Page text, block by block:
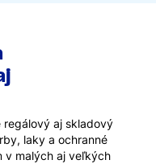
aj skladový
laky a ochranné
v malých aj veľkých